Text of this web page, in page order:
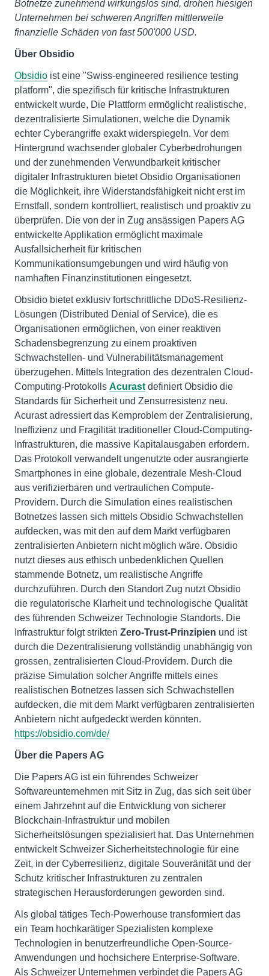
Botnetze zunehmend wirkungslos sind, drohen hiesigen
Unternehmen bei schweren Angriffen mittlerweile
finanzielle Schäden von fast 500'000 USD.
Über Obsidio
Obsidio ist eine "Swiss-engineered resilience testing
platform", die spezifisch für kritische Infrastrukturen
entwickelt wurde, Die Plattform ermöglicht realistische,
dezentralisierte Simulationen, welche die Dynamik
echter Cyberangriffe exakt widerspiegeln. Vor dem
Hintergrund wachsender globaler Cyberbedrohungen
und der zunehmenden Verwundbarkeit kritischer
digitaler Infrastrukturen bietet Obsidio Organisationen
die Möglichkeit, ihre Widerstandsfähigkeit nicht erst im
Ernstfall, sondern kontrolliert, realistisch und proaktiv zu
überprüfen. Die von der in Zug ansässigen Papers AG
entwickelte Applikation ermöglicht maximale
Ausfallsicherheit für kritischen
Kommunikationsumgebungen und wird häufig von
namhaften Finanzinstitutionen eingesetzt.
Obsidio bietet exklusiv fortschrittliche DDoS-Resilienz-
Lösungen (Distributed Denial of Service), die es
Organisationen ermöglichen, von einer reaktiven
Schadensbegrenzung zu einem proaktiven
Schwachstellen- und Vulnerabilitätsmanagement
überzugehen. Mittels Integration des dezentralen Cloud-
Computing-Protokolls Acurast definiert Obsidio die
Standards für Sicherheit und Zensurresistenz neu.
Acurast adressiert das Kernproblem der Zentralisierung,
Ineffizienz und Fragilität traditioneller Cloud-Computing-
Infrastrukturen, die massive Kapitalausgaben erfordern.
Das Protokoll verwandelt ungenutzte oder ausrangierte
Smartphones in eine globale, dezentrale Mesh-Cloud
aus verifizierbaren und vertraulichen Compute-
Providern. Durch die Simulation eines realistischen
Botnetzes lassen sich mittels Obsidio Schwachstellen
aufdecken, was mit den auf dem Markt verfügbaren
zentralisierten Anbietern nicht möglich wäre. Obsidio
nutzt dieses aus ethisch unbedenklichen Quellen
stammende Botnetz, um realistische Angriffe
durchzuführen. Durch den Standort Zug nutzt Obsidio
die regulatorische Klarheit und technologische Qualität
des führenden Schweizer Technologie Standorts. Die
Infrastruktur folgt strikten Zero-Trust-Prinzipien und ist
durch die Dezentralisierung vollständig unabhängig von
grossen, zentralisierten Cloud-Providern. Durch die
präzise Simulation solcher Angriffe mittels eines
realistischen Botnetzes lassen sich Schwachstellen
aufdecken, die mit dem Markt verfügbaren zentralisierten
Anbietern nicht aufgedeckt werden könnten.
https://obsidio.com/de/
Über die Papers AG
Die Papers AG ist ein führendes Schweizer
Softwareunternehmen mit Sitz in Zug, das sich seit über
einem Jahrzehnt auf die Entwicklung von sicherer
Blockchain-Infrastruktur und mobilen
Sicherheitslösungen spezialisiert hat. Das Unternehmen
entwickelt Schweizer Sicherheitstechnologie für eine
Zeit, in der Cyberresilienz, digitale Souveränität und der
Schutz kritischer Infrastrukturen zu zentralen
strategischen Herausforderungen geworden sind.
Als global tätiges Tech-Powerhouse transformiert das
ein Team hochkarätiger Spezialisten komplexe
Technologien in benutzerfreundliche Open-Source-
Anwendungen und hochsichere Enterprise-Software.
Als Schweizer Unternehmen verbindet die Papers AG